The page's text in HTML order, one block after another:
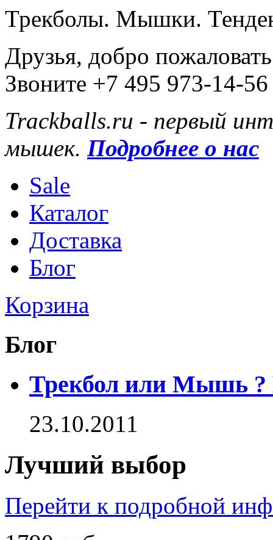
Трекболы. Мышки.
Друзья, добро
Звоните +7 495 973-14-56
Trackballs.ru - первый
мышек. Подробнее о нас
Sale
Каталог
Доставка
Блог
Корзина
Блог
Трекбол или Мышь
23.10.2011
Лучший выбор
Перейти к подробной